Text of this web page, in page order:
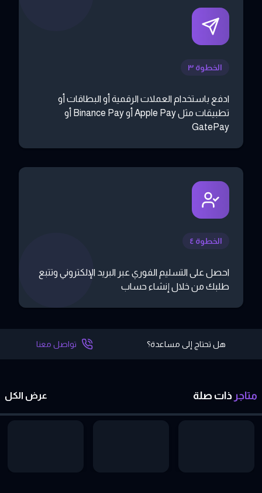
الخطوة ٣
ادفع باستخدام العملات الرقمية أو البطاقات أو
تطبيقات مثل Apple Pay أو Binance Pay أو
GatePay
الخطوة ٤
احصل على التسليم الفوري عبر البريد الإلكتروني وتتبع
طلبك من خلال إنشاء حساب
هل تحتاج إلى مساعدة؟ تواصل معنا
متاجر ذات صلة عرض الكل